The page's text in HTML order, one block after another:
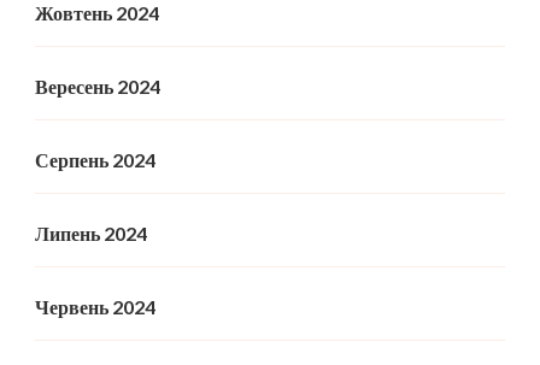
Жовтень 2024
Вересень 2024
Серпень 2024
Липень 2024
Червень 2024